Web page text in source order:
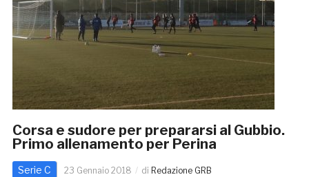
Corsa e sudore per prepararsi al Gubbio.
Primo allenamento per Perina
Serie C 23 Gennaio 2018 di Redazione GRB